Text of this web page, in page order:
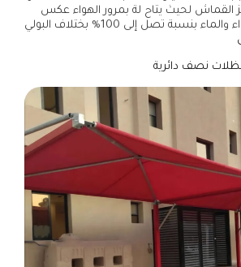
القماش لحيث يتاح لة بمرور الهواء عكس
ذالك الجلد عازل للهواء والماء بنسبة تصل إلى 100% بختلاف البولي
نصف دائرية